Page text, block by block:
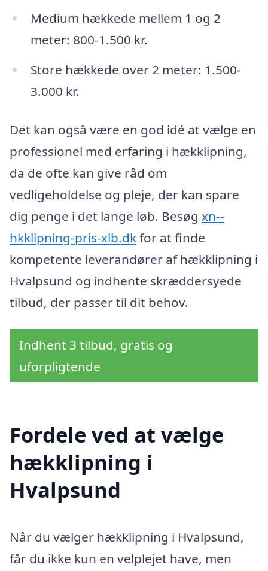
Medium hækkede mellem 1 og 2
meter: 800-1.500 kr.
Store hækkede over 2 meter: 1.500-
3.000 kr.
Det kan også være en god idé at vælge en
professionel med erfaring i hækklipning,
da de ofte kan give råd om
vedligeholdelse og pleje, der kan spare
dig penge i det lange løb. Besøg xn--
hkklipning-pris-xlb.dkfor at finde
kompetente leverandører af hækklipning i
Hvalpsund og indhente skræddersyede
tilbud, der passer til dit behov.
Indhent 3 tilbud, gratis og
uforpligtende
Fordele ved at vælge
hækklipning i
Hvalpsund
Når du vælger hækklipning i Hvalpsund,
får du ikke kun en velplejet have, men